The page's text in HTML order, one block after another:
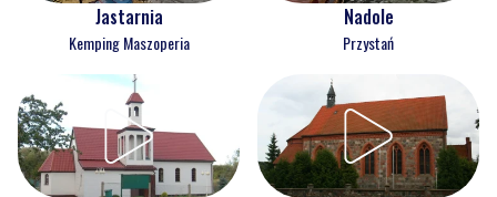
Jastarnia
Kemping Maszoperia
Nadole
Przystań